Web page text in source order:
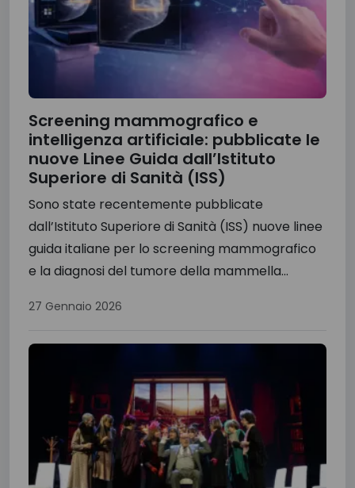
Screening mammografico e
intelligenza artificiale: pubblicate le
nuove Linee Guida dall’Istituto
Superiore di Sanità (ISS)
Sono state recentemente pubblicate
dall’Istituto Superiore di Sanità (ISS) nuove linee
guida italiane per lo screening mammografico
e la diagnosi del tumore della mammella...
27 Gennaio 2026